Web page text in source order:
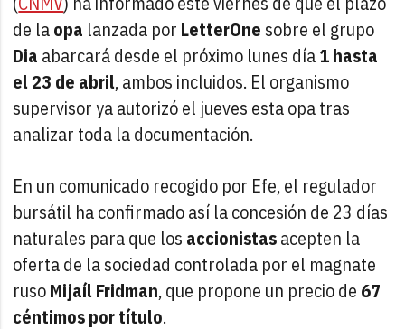
de laopa lanzada por LetterOne sobre el grupo
Dia abarcará desde el próximo lunes día1 hasta
el 23 de abril, ambos incluidos. El organismo
supervisor ya autorizó el jueves esta opa tras
analizar toda la documentación.
En un comunicado recogido por Efe, el regulador
bursátil ha confirmado así la concesión de 23 días
naturales para que los accionistasacepten la
oferta de la sociedad controlada por el magnate
rusoMijaíl Fridman, que propone un precio de 67
céntimos por título.